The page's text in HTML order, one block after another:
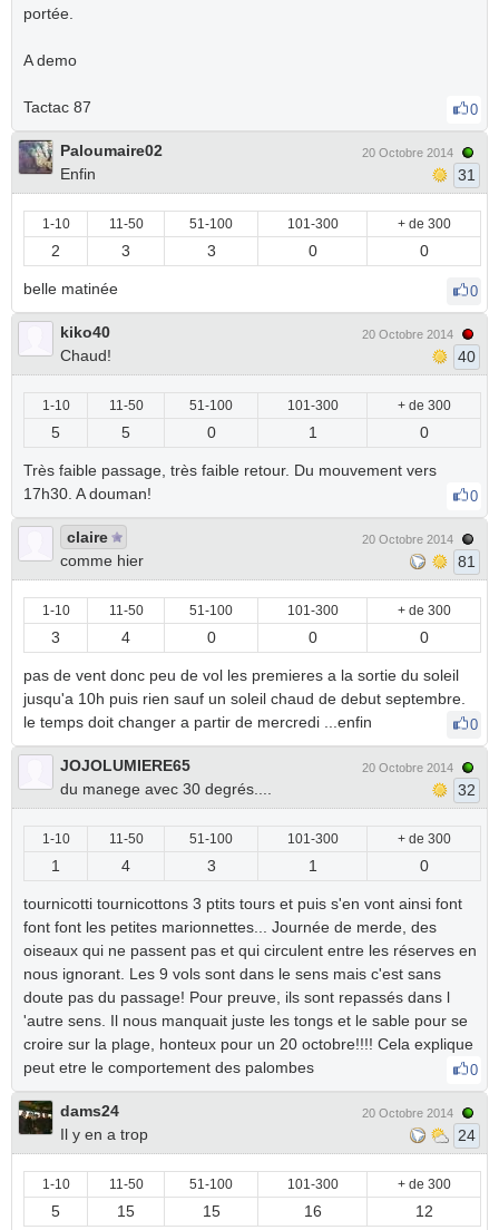
portée.
A demo
Tactac 87 0
Paloumaire02
Enfin
20 Octobre 2014
31
1-10 11-50 51-100 101-300 + de 300
2 3 3 0 0
belle matinée 0
kiko40
Chaud!
20 Octobre 2014
40
1-10 11-50 51-100 101-300 + de 300
5 5 0 1 0
Très faible passage, très faible retour. Du mouvement vers
17h30. A douman!
0
claire
comme hier
20 Octobre 2014
81
1-10 11-50 51-100 101-300 + de 300
3 4 0 0 0
pas de vent donc peu de vol les premieres a la sortie du soleil
jusqu'a 10h puis rien sauf un soleil chaud de debut septembre.
le temps doit changer a partir de mercredi ...enfin
0
JOJOLUMIERE65
du manege avec 30 degrés....
20 Octobre 2014
32
1-10 11-50 51-100 101-300 + de 300
1 4 3 1 0
tournicotti tournicottons 3 ptits tours et puis s'en vont ainsi font
font font les petites marionnettes... Journée de merde, des
oiseaux qui ne passent pas et qui circulent entre les réserves en
nous ignorant. Les 9 vols sont dans le sens mais c'est sans
doute pas du passage! Pour preuve, ils sont repassés dans l
'autre sens. Il nous manquait juste les tongs et le sable pour se
croire sur la plage, honteux pour un 20 octobre!!!! Cela explique
peut etre le comportement des palombes
0
dams24
Il y en a trop
20 Octobre 2014
24
1-10 11-50 51-100 101-300 + de 300
5 15 15 16 12